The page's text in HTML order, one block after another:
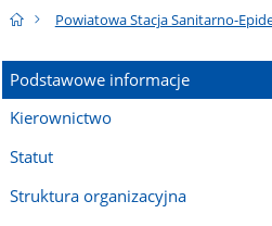
Powiatowa Stacja Sanitarno-
Podstawowe informacje
Kierownictwo
Statut
Struktura organizacyjna